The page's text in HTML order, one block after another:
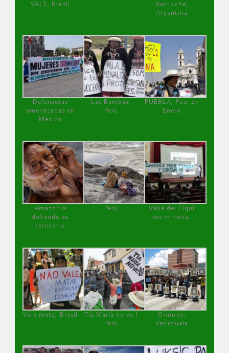
VALE, Brasil
Bariloche,
Argentina
Defensoras
amenazadas en
México
Las Bambas,
Perú
PUEBLA, Pue, 27
Enero
Amazonía
defiende su
territorio
Perú
Valle del Elqui
sin minería.
Vale mata, Brasil
Tía María no va !
Perú
Orinoco,
Venezuela